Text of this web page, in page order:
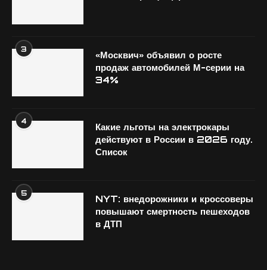
3
«Москвич» объявил о росте
продаж автомобилей М-серии на
34%
4
Какие льготы на электрокары
действуют в России в 2026 году.
Список
5
NYT: внедорожники и кроссоверы
повышают смертность пешеходов
в ДТП